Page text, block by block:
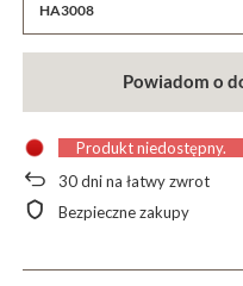
HA3008
Powiadom o
Produkt niedostępny
30dni na łatwy zwrot
Bezpieczne zakupy